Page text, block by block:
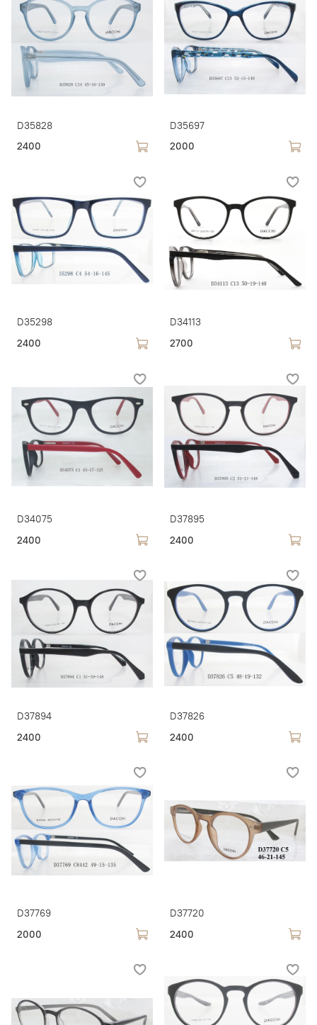
D35828
2400
D35697
2000
D35298
2400
D34113
2700
D34075
2400
D37895
2400
D37894
2400
D37826
2400
D37769
2000
D37720
2400